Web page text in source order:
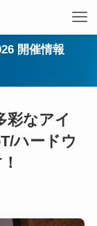
開催情報
彩なアイ
ハードウ